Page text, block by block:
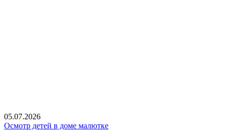
05.07.2026
Осмотр детей в доме малютке